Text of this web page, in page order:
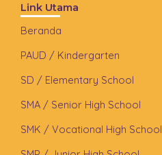
Link Utama
Beranda
PAUD / Kindergarten
SD / Elementary School
SMA / Senior High School
SMK / Vocational High School